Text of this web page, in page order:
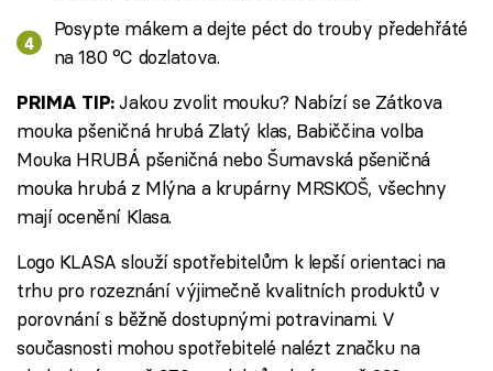
Posypte mákem a dejte péct do trouby předehřáté
na 180 °C dozlatova.
PRIMA TIP:Jakou zvolit mouku? Nabízí se Zátkova
mouka pšeničná hrubá Zlatý klas, Babiččina volba
Mouka HRUBÁ pšeničná nebo Šumavská pšeničná
mouka hrubá z Mlýna a krupárny MRSKOŠ, všechny
mají ocenění Klasa.
Logo KLASA slouží spotřebitelům k lepší orientaci na
trhu pro rozeznání výjimečně kvalitních produktů v
porovnání s běžně dostupnými potravinami. V
současnosti mohou spotřebitelé nalézt značku na